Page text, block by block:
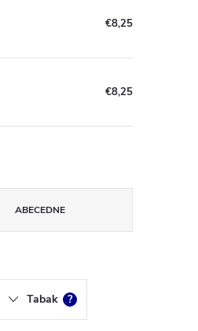
€8,25
€8,25
ABECEDNE
Tabak ?